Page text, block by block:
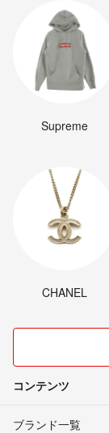
Supreme
CHANEL
コンテンツ
ブランド一覧